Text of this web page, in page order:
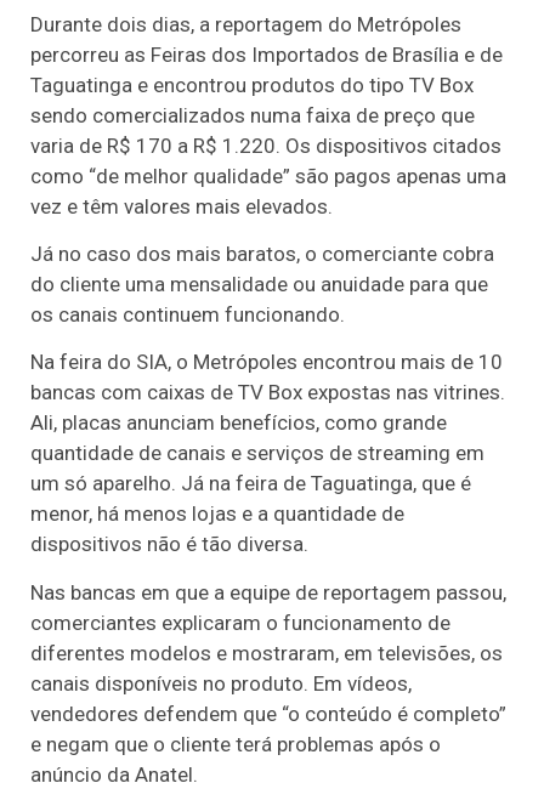
Durante dois dias, a reportagem do Metrópoles
percorreu as Feiras dos Importados de Brasília e de
Taguatinga e encontrou produtos do tipo TV Box
sendo comercializados numa faixa de preço que
varia de R$ 170 a R$ 1.220. Os dispositivos citados
como “de melhor qualidade” são pagos apenas uma
vez e têm valores mais elevados.
Já no caso dos mais baratos, o comerciante cobra
do cliente uma mensalidade ou anuidade para que
os canais continuem funcionando.
Na feira do SIA, o Metrópoles encontrou mais de 10
bancas com caixas de TV Box expostas nas vitrines.
Ali, placas anunciam benefícios, como grande
quantidade de canais e serviços de streaming em
um só aparelho. Já na feira de Taguatinga, que é
menor, há menos lojas e a quantidade de
dispositivos não é tão diversa.
Nas bancas em que a equipe de reportagem passou,
comerciantes explicaram o funcionamento de
diferentes modelos e mostraram, em televisões, os
canais disponíveis no produto. Em vídeos,
vendedores defendem que “o conteúdo é completo”
e negam que o cliente terá problemas após o
anúncio da Anatel.